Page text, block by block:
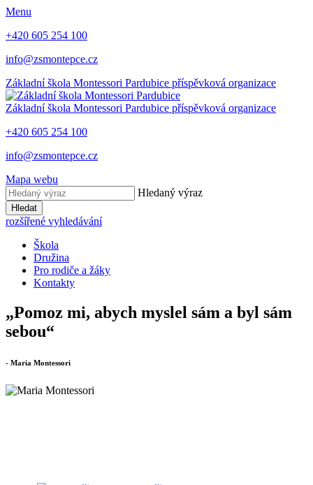
Menu
+420 605 254 100
info@zsmontepce.cz
Základní škola Montessori Pardubice příspěvková organizace
Základní škola Montessori Pardubice příspěvková organizace
+420 605 254 100
info@zsmontepce.cz
Mapa webu
Hledaný výraz
Hledat
rozšířené vyhledávání
Škola
Družina
Pro rodiče a žáky
Kontakty
„Pomoz mi, abych myslel sám a byl sám
sebou“
- Maria Montessori